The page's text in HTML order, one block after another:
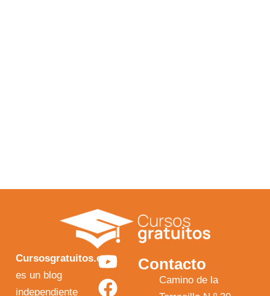
Cursosgratuitos.es
es un blog
independiente
Y
o
F
a
I
n
X
-
Contacto
Camino de la